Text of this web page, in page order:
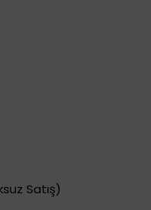
Satış)